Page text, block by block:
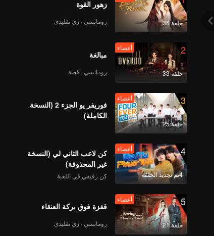
حلقة 36
زهور القوة
رومانسي · زي تقليدي
2
حلقة 33
أعضاء
مبالغة
رومانسي · قصة
3
حلقة 25
أعضاء
فوريفر يو الجزء 2 (النسخة
الكاملة)
4
4تم تجديد الحلقة
أعضاء
كن لاعب الثاني لي (النسخة
غير المحذوفة)
كن رفيقي في اللعبة
5
حلقة 21
أعضاء
قفزة فوق بركة العنقاء
رومانسي · زي تقليدي